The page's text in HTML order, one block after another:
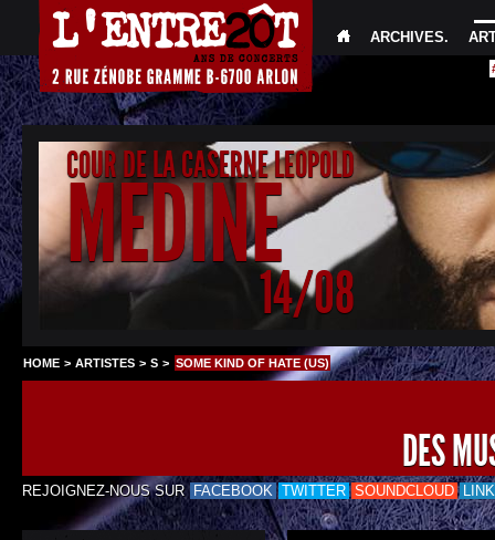
ARCHIVES.
COUR DE LA CASERNE LEOPOLD
MEDINE
14/08
HOME > ARTISTES > S > SOME KIND OF HATE (US)
DES
REJOIGNEZ-NOUS SUR FACEBOOK TWITTER SOUNDCLOUD